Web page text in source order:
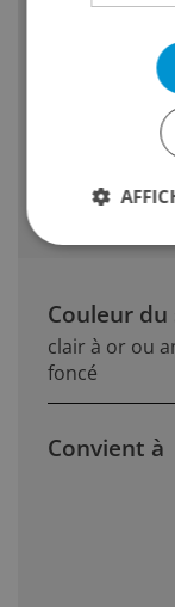
Les
jusquà
de malt
Pas de
Couleur
clair à or ou
foncé
Convient à